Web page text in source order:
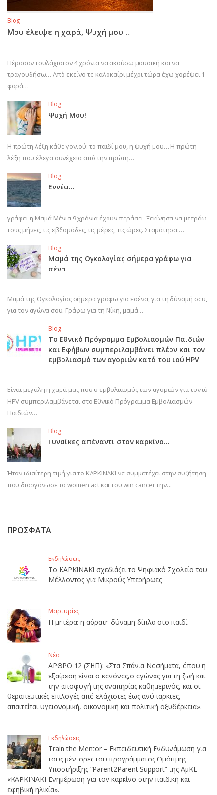
Blog
Μου έλειψε η χαρά, Ψυχή μου…
Πέρασαν τουλάχιστον 4 χρόνια να ακούσω μουσική και να
τραγουδήσω… Από εκείνο το καλοκαίρι μέχρι τώρα έχω χορέψει 1
φορά…
Blog
Ψυχή Μου!
Η πρώτη λέξη κάθε γονιού: το παιδί μου, η ψυχή μου… Η πρώτη
λέξη που έλεγα συνέχεια από την πρώτη…
Blog
Εννέα…
γράφει η Μαμά Μένια 9 χρόνια έχουν περάσει. Ξεκίνησα να μετράω
τους μήνες, τις εβδομάδες, τις μέρες, τις ώρες. Σταμάτησα.…
Blog
Μαμά της Ογκολογίας σήμερα γράφω για
σένα
Μαμά της Ογκολογίας σήμερα γράφω για εσένα, για τη δύναμή σου,
για τον αγώνα σου. Γράφω για τη Νίκη, μαμά…
Blog
Το Εθνικό Πρόγραμμα Εμβολιασμών Παιδιών
και Εφήβων συμπεριλαμβάνει πλέον και τον
εμβολιασμό των αγοριών κατά του ιού HPV
Είναι μεγάλη η χαρά μας που ο εμβολιασμός των αγοριών για τον ιό
HPV συμπεριλαμβάνεται στο Εθνικό Πρόγραμμα Εμβολιασμών
Παιδιών…
Blog
Γυναίκες απέναντι στον καρκίνο…
Ήταν ιδιαίτερη τιμή για το ΚΑΡΚΙΝΑΚΙ να συμμετέχει στην συζήτηση
που διοργάνωσε το women act και του win cancer την…
ΠΡΟΣΦΑΤΑ
Εκδηλώσεις
Το ΚΑΡΚΙΝΑΚΙ σχεδιάζει το Ψηφιακό Σχολείο του
Μέλλοντος για Μικρούς Υπερήρωες
Μαρτυρίες
Η μητέρα: η αόρατη δύναμη δίπλα στο παιδί
Νέα
ΑΡΘΡΟ 12 (ΣΗΠ): «Στα Σπάνια Νοσήματα, όπου η
εξαίρεση είναι ο κανόνας,ο αγώνας για τη ζωή και
την αποφυγή της αναπηρίας καθημερινός, και οι
θεραπευτικές επιλογές από ελάχιστες έως ανύπαρκτες,
απαιτείται υγειονομική, οικονομική και πολιτική οξυδέρκεια».
Εκδηλώσεις
Train the Mentor – Εκπαιδευτική Ενδυνάμωση για
τους μέντορες του προγράμματος Ομότιμης
Υποστήριξης “Parent2Parent Support” της ΑμΚΕ
«ΚΑΡΚΙΝΑΚΙ-Ενημέρωση για τον καρκίνο στην παιδική και
εφηβική ηλικία».